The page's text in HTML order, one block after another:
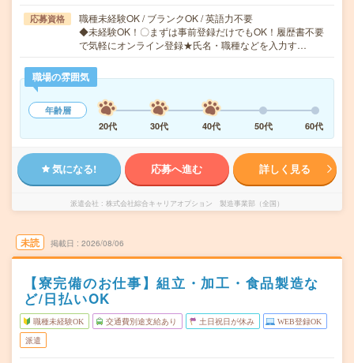
応募資格
職種未経験OK / ブランクOK / 英語力不要
◆未経験OK！〇まずは事前登録だけでもOK！履歴書不要
で気軽にオンライン登録★氏名・職種などを入力す…
職場の雰囲気
年齢層
20代
30代 40代 50代 60代
気になる! 応募へ進む 詳しく見る
派遣会社 株式会社綜合キャリアオプション 製造事業部（全国）
未読 掲載日 2026/08/06
【寮完備のお仕事】組立・加工・食品製造な
ど/日払いOK
職種未経験OK 交通費別途支給あり 土日祝日が休み WEB登録OK
派遣